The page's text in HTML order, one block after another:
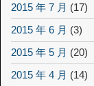
2015 年 7 月 (17)
2015 年 6 月 (3)
2015 年 5 月 (20)
2015 年 4 月 (14)